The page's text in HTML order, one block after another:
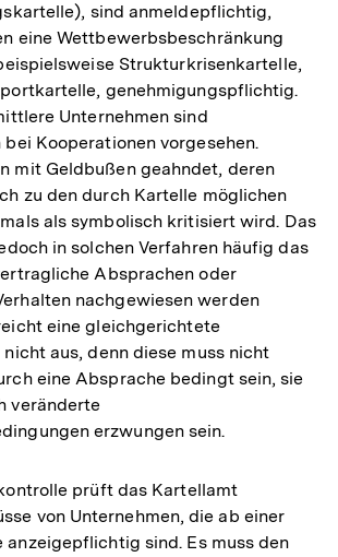
sind anmeldepflichtig,
eine Wettbewerbsbeschränkung
Strukturkrisenkartelle,
genehmigungspflichtig.
Unternehmen sind
Kooperationen vorgesehen.
mit Geldbußen geahndet, deren
zu den durch Kartelle möglichen
als symbolisch kritisiert wird. Das
in solchen Verfahren häufig das
Absprachen oder
nachgewiesen werden
eine gleichgerichtete
aus, denn diese muss nicht
eine Absprache bedingt sein, sie
veränderte
erzwungen sein.
prüft das Kartellamt
von Unternehmen, die ab einer
anzeigepflichtig sind. Es muss den